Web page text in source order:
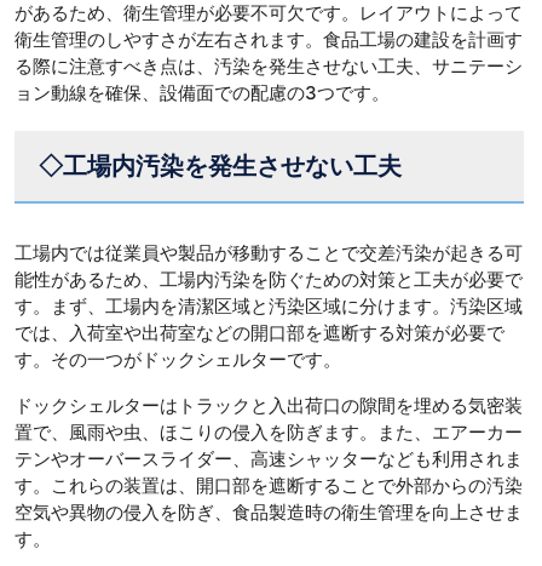
があるため、衛生管理が必要不可欠です。レイアウトによって
衛生管理のしやすさが左右されます。食品工場の建設を計画す
る際に注意すべき点は、汚染を発生させない工夫、サニテーシ
ョン動線を確保、設備面での配慮の3つです。
◇工場内汚染を発生させない工夫
工場内では従業員や製品が移動することで交差汚染が起きる可
能性があるため、工場内汚染を防ぐための対策と工夫が必要で
す。まず、工場内を清潔区域と汚染区域に分けます。汚染区域
では、入荷室や出荷室などの開口部を遮断する対策が必要で
す。その一つがドックシェルターです。
ドックシェルターはトラックと入出荷口の隙間を埋める気密装
置で、風雨や虫、ほこりの侵入を防ぎます。また、エアーカー
テンやオーバースライダー、高速シャッターなども利用されま
す。これらの装置は、開口部を遮断することで外部からの汚染
空気や異物の侵入を防ぎ、食品製造時の衛生管理を向上させま
す。